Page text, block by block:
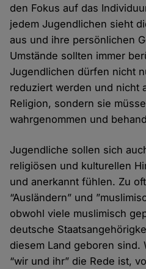
den Fokus auf das
jedem Jugendlichen sieht
aus und ihre persönlichen
Umstände sollten immer
Jugendlichen dürfen nicht
reduziert werden und nicht
Religion, sondern sie
wahrgenommen und
Jugendliche sollen sich
religiösen und kulturellen
und anerkannt fühlen. Zu
“Ausländern” und
obwohl viele muslimisch
deutsche
diesem Land geboren sind.
“wir und ihr” die Rede ist,